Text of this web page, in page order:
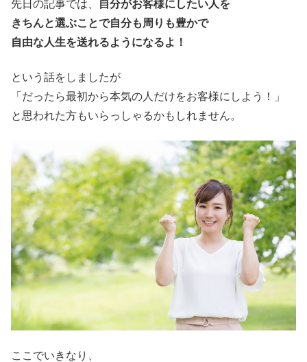
先日の記事では、
自分がお客様にしたい人を
きちんと選ぶことで自分も周りも豊かで
自由な人生を送れるようになるよ！
という話をしましたが
「だったら最初から本気の人だけをお客様にしよう！」
と思われた方もいらっしゃるかもしれません。
ここでいきなり、